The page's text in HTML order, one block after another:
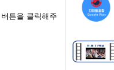
튼을 클릭해주